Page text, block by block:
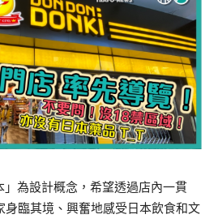
為設計概念，希望透過店內一貫
身臨其境、興奮地感受日本飲食和文